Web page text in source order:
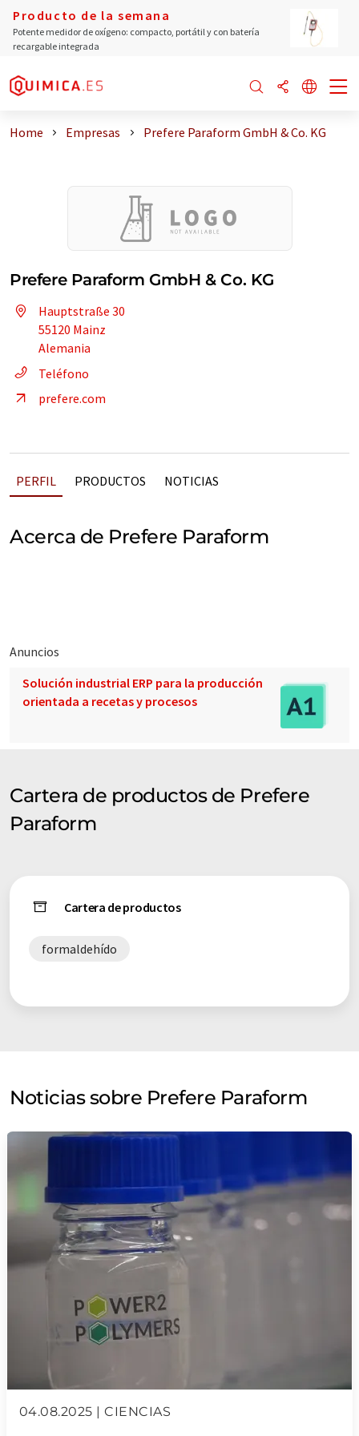
Producto de la semana
Potente medidor de oxígeno: compacto, portátil y con batería
recargable integrada
Home Empresas Prefere Paraform GmbH & Co. KG
Prefere Paraform GmbH & Co. KG
Hauptstraße 30
55120 Mainz
Alemania
Teléfono
prefere.com
PERFIL PRODUCTOS NOTICIAS
Acerca de Prefere Paraform
Anuncios
Solución industrial ERP para la producción
orientada a recetas y procesos
Cartera de productos de Prefere
Paraform
Cartera de productos
formaldehído
Noticias sobre Prefere Paraform
04.08.2025 | CIENCIAS